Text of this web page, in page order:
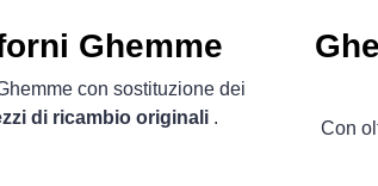
Ghemme
con sostituzione dei
di ricambio originali .
Con